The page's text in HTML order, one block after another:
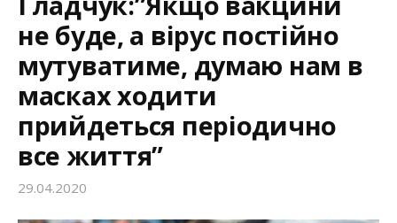
не буде, а вірус постійно
мутуватиме, думаю нам в
масках ходити
прийдеться періодично
все життя”
29.04.2020